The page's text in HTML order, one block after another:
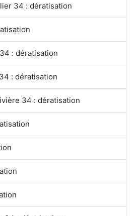
34 : dératisation
: dératisation
: dératisation
34 : dératisation